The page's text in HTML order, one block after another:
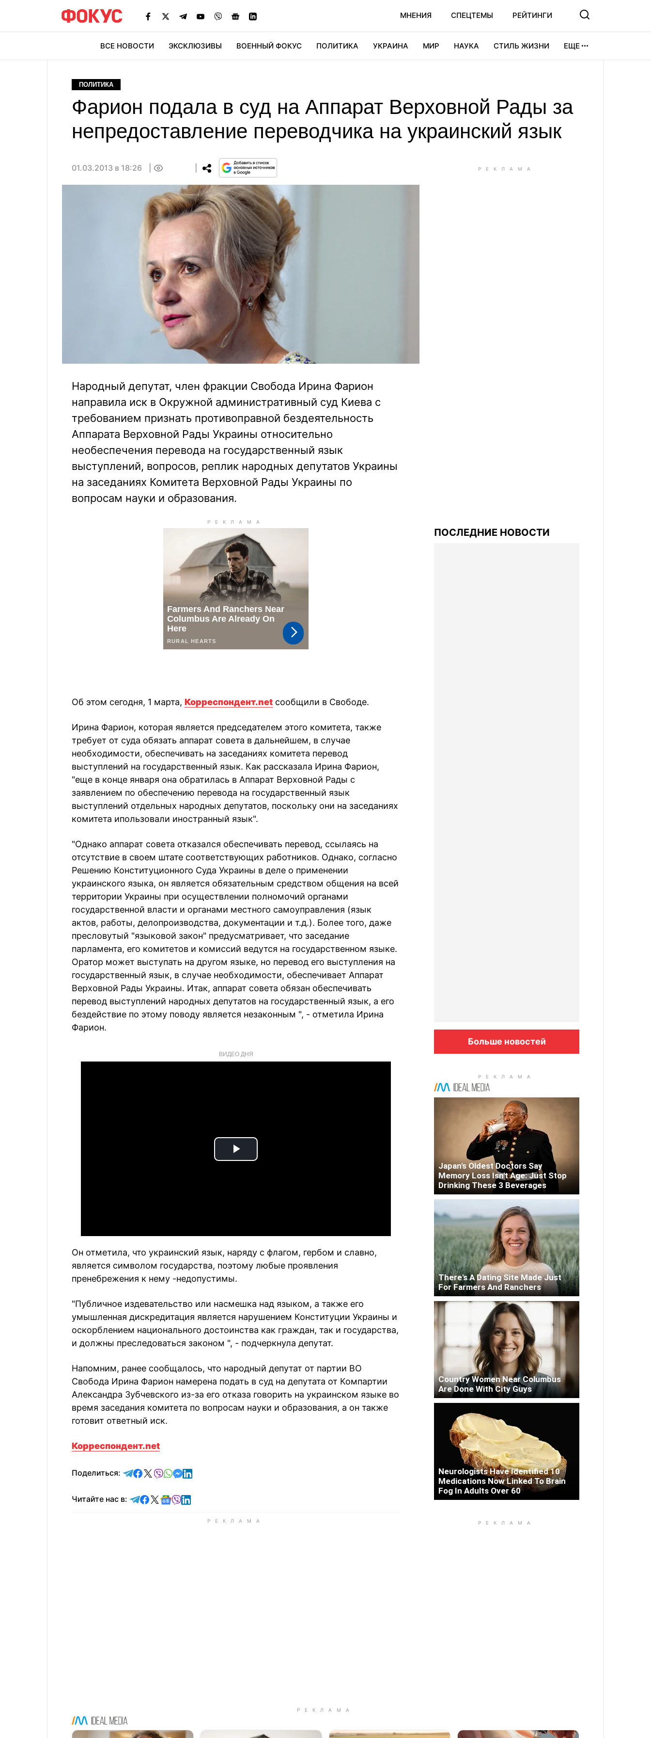
МНЕНИЯ СПЕЦТЕМЫ РЕЙТИНГИ
ВСЕ НОВОСТИ ЭКСКЛЮЗИВЫ ВОЕННЫЙ ФОКУС ПОЛИТИКА УКРАИНА МИР НАУКА СТИЛЬ ЖИЗНИ ЕЩЕ
ПОЛИТИКА
Фарион подала в суд на Аппарат Верховной Рады за
непредоставление переводчика на украинский язык
01.03.2013 в 18:26
Народный депутат, член фракции Свобода Ирина Фарион
направила иск в Окружной административный суд Киева с
требованием признать противоправной бездеятельность
Аппарата Верховной Рады Украины относительно
необеспечения перевода на государственный язык
выступлений, вопросов, реплик народных депутатов Украины
на заседаниях Комитета Верховной Рады Украины по
вопросам науки и образования.
Об этом сегодня, 1 марта, Корреспондент.net сообщили в Свободе.
Ирина Фарион, которая является председателем этого комитета, также
требует от суда обязать аппарат совета в дальнейшем, в случае
необходимости, обеспечивать на заседаниях комитета перевод
выступлений на государственный язык. Как рассказала Ирина Фарион,
"еще в конце января она обратилась в Аппарат Верховной Рады с
заявлением по обеспечению перевода на государственный язык
выступлений отдельных народных депутатов, поскольку они на заседаниях
комитета ипользовали иностранный язык".
"Однако аппарат совета отказался обеспечивать перевод, ссылаясь на
отсутствие в своем штате соответствующих работников. Однако, согласно
Решению Конституционного Суда Украины в деле о применении
украинского языка, он является обязательным средством общения на всей
территории Украины при осуществлении полномочий органами
государственной власти и органами местного самоуправления (язык
актов, работы, делопроизводства, документации и т.д.). Более того, даже
пресловутый "языковой закон" предусматривает, что заседание
парламента, его комитетов и комиссий ведутся на государственном языке.
Оратор может выступать на другом языке, но перевод его выступления на
государственный язык, в случае необходимости, обеспечивает Аппарат
Верховной Рады Украины. Итак, аппарат совета обязан обеспечивать
перевод выступлений народных депутатов на государственный язык, а его
бездействие по этому поводу является незаконным ", - отметила Ирина
Фарион.
ВИДЕО ДНЯ
Play
Он отметила, что украинский язык, наряду с флагом, гербом и славно,
является символом государства, поэтому любые проявления
пренебрежения к нему -недопустимы.
"Публичное издевательство или насмешка над языком, а также его
умышленная дискредитация является нарушением Конституции Украины и
оскорблением национального достоинства как граждан, так и государства,
и должны преследоваться законом ", - подчеркнула депутат.
Напомним, ранее сообщалось, что народный депутат от партии ВО
Свобода Ирина Фарион намерена подать в суд на депутата от Компартии
Александра Зубчевского из-за его отказа говорить на украинском языке во
время заседания комитета по вопросам науки и образования, а он также
готовит ответный иск.
Корреспондент.net
Поделиться: отправить в Telegram
поделиться в Facebook
поделиться в X
отправить в Viber
отправить в Whatsapp
отправить в Messenger
отправить в LinkedIn
Читайте нас в: Читайте в Telegram
Читайте в Facebook
Читайте в X
Читайте в Google news
Читайте в Viber
Читайте в LinkedIn
ПОСЛЕДНИЕ НОВОСТИ
Больше новостей